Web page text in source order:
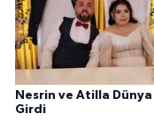
Nesrin ve Atilla Dünya
Girdi